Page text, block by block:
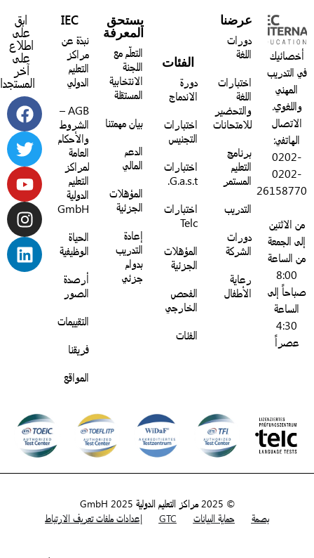
التدريب
المهني
واللغوي.
الاتصال
الهاتفي:
0202-
0202-
الاثنين
الجمعة
الساعة
8:00
إلى
الساعة
4:30
عصراً
عرضنا
دورات
اللغة
اختبارات
اللغة
والتحضير
للامتحانات
برنامج
التعليم
المستمر
التدريب
دورات
الشركة
رعاية
الأطفال
الفئات
دورة
الاندماج
اختبارات
التجنيس
اختبارات
G.a.s.t.
اختبارات
Telc
المؤهلات
الجزئية
الفحص
الخارجي
الفئات
يستحق
المعرفة
التعلّم مع
اللجنة
الانتخابية
المستقلة
بيان مهمتنا
الدعم
المالي
المؤهلات
الجزئية
إعادة
التدريب
بدوام
جزئي
IEC
نبذة عن
مراكز
التعليم
الدولي
AGB –
الشروط
والأحكام
العامة
لمراكز
التعليم
الدولية
GmbH
الحياة
الوظيفية
أرصدة
الصور
التقييمات
فريقنا
المواقع
ابق
على
اطلاع
على
آخر
المستجدات:
© 2025 مراكز التعليم الدولية GmbH 2025
بصمة
حماية البيانات GTC إعدادات ملفات تعريف الارتباط